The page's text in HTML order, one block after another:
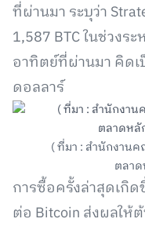
ที่ผ่านมา ระบุว่า
1,587 BTC ในช่วงร
อาทิตย์ที่ผ่านมา คิด
ดอลลาร์
( ที่มา : สำนักงาน
ตลา
การซื้อครั้งล่าสุดเกิ
ต่อ Bitcoin ส่งผลให้